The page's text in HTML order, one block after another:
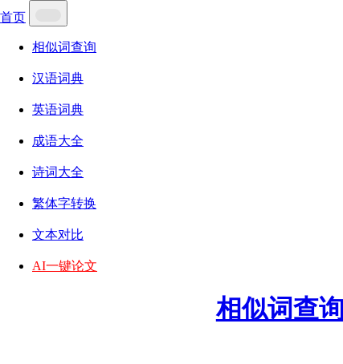
首页
相似词查询
汉语词典
英语词典
成语大全
诗词大全
繁体字转换
文本对比
AI一键论文
相似词查询